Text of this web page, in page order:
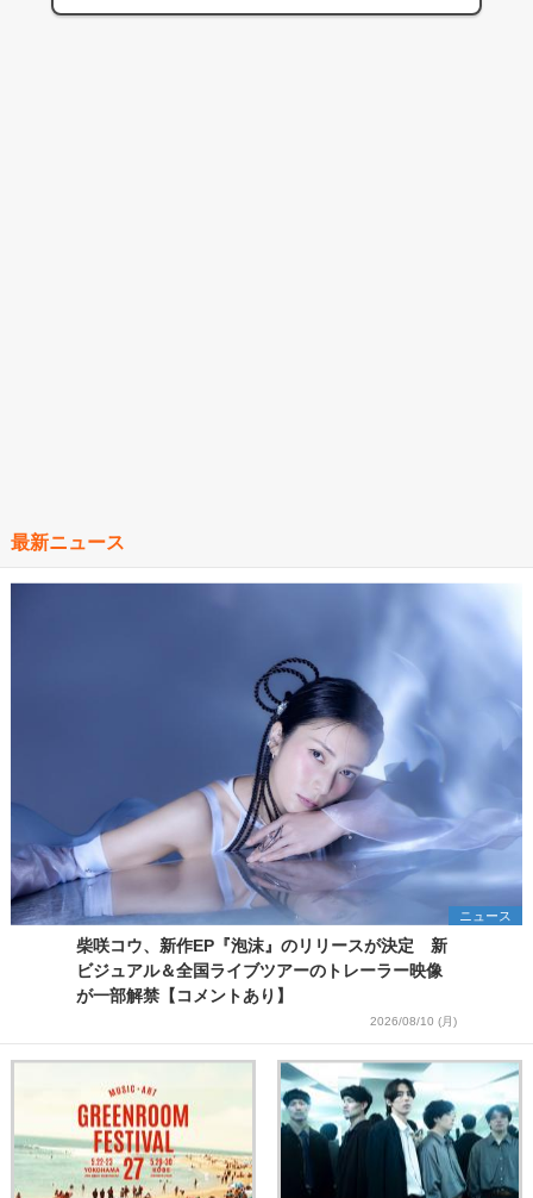
最新ニュース
ニュース
柴咲コウ、新作EP『泡沫』のリリースが決定 新
ビジュアル＆全国ライブツアーのトレーラー映像
が一部解禁【コメントあり】
2026/08/10 (月)